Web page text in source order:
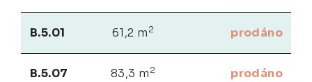
B.5.01 61,2 m 2 prodáno
B.5.07 83,3 m 2 prodáno